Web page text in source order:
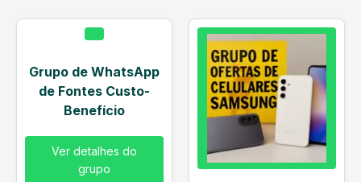
Grupo de WhatsApp
de Fontes Custo-
Benefício
Ver detalhes do
grupo